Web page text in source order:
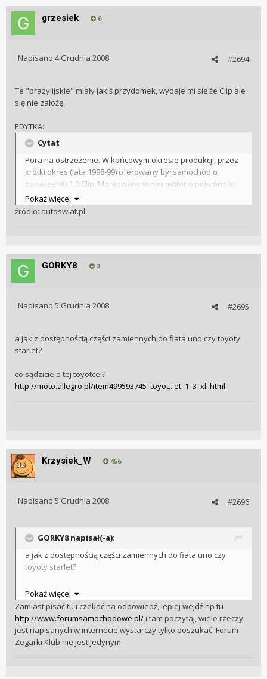
grzesiek 6
#2694
Napisano 4 Grudnia 2008
Te "brazylijskie" miały jakiś przydomek, wydaje mi się że Clip ale
się nie założę.
EDYTKA:
Cytat
Pora na ostrzeżenie. W końcowym okresie produkcji, przez
krótki okres (lata 1998-99) oferowany był samochód o
oznaczeniu 1.0 Clip. Montowany w nim motor o pojemności
994 ccm pochodził z brazylijskich fabryk Fiata i nie ma nic
wspólnego z jednostkami Fire (pojemność 999 ccm).
Wyposażonego weń pojazdu nie warto kupować, bowiem
osprzętu. Problemy występują nawet w ASO, nie mówiąc już
o możliwościach zakupu zamienników.
Pokaż więcej
źródło: autoswiat.pl
GORKY8 3
#2695
Napisano 5 Grudnia 2008
a jak z dostępnością części zamiennych do fiata uno czy toyoty
starlet?
co sądzicie o tej toyotce:?
http://moto.allegro.pl/item499593745_toyot...et_1_3_xli.html
Krzysiek_W 456
#2696
Napisano 5 Grudnia 2008
GORKY8 napisał(-a):
a jak z dostępnością części zamiennych do fiata uno czy
toyoty starlet?
co sądzicie o tej toyotce:?
http://moto.allegro.pl/item499593745_toyot...et_1_3_xli.html
Pokaż więcej
Zamiast pisać tu i czekać na odpowiedź, lepiej wejdź np tu
http://www.forumsamochodowe.pl/i tam poczytaj, wiele rzeczy
jest napisanych w internecie wystarczy tylko poszukać. Forum
Zegarki Klub nie jest jedynym.